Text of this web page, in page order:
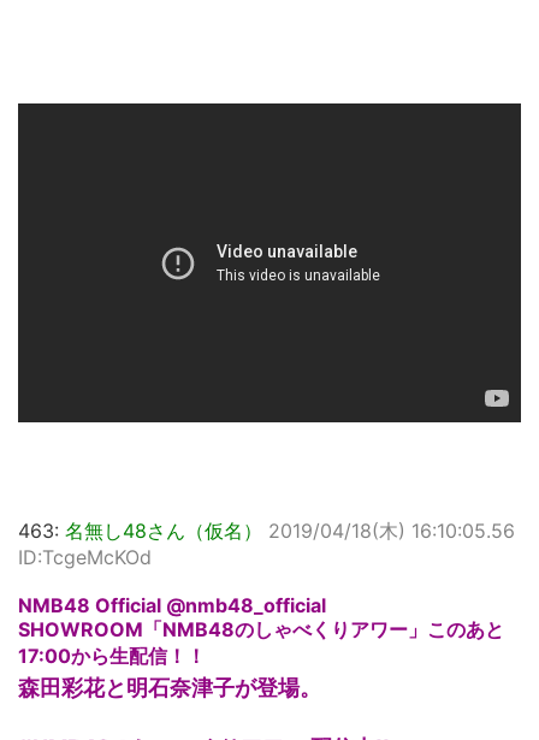
463: 名無し48さん（仮名）
2019/04/18(木) 16:10:05.56
ID:TcgeMcKOd
NMB48 Official @nmb48_official
SHOWROOM「NMB48のしゃべくりアワー」このあと
17:00から生配信！！
森田彩花と明石奈津子が登場。